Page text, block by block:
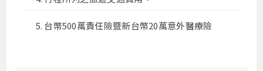
台幣500萬責任險暨新台幣20萬意外醫療險